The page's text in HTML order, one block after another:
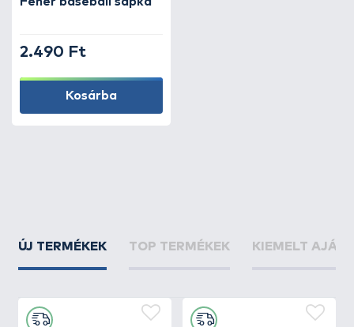
2.490 Ft
Kosárba
ÚJ TERMÉKEK TOP TERMÉKEK KIEMELT